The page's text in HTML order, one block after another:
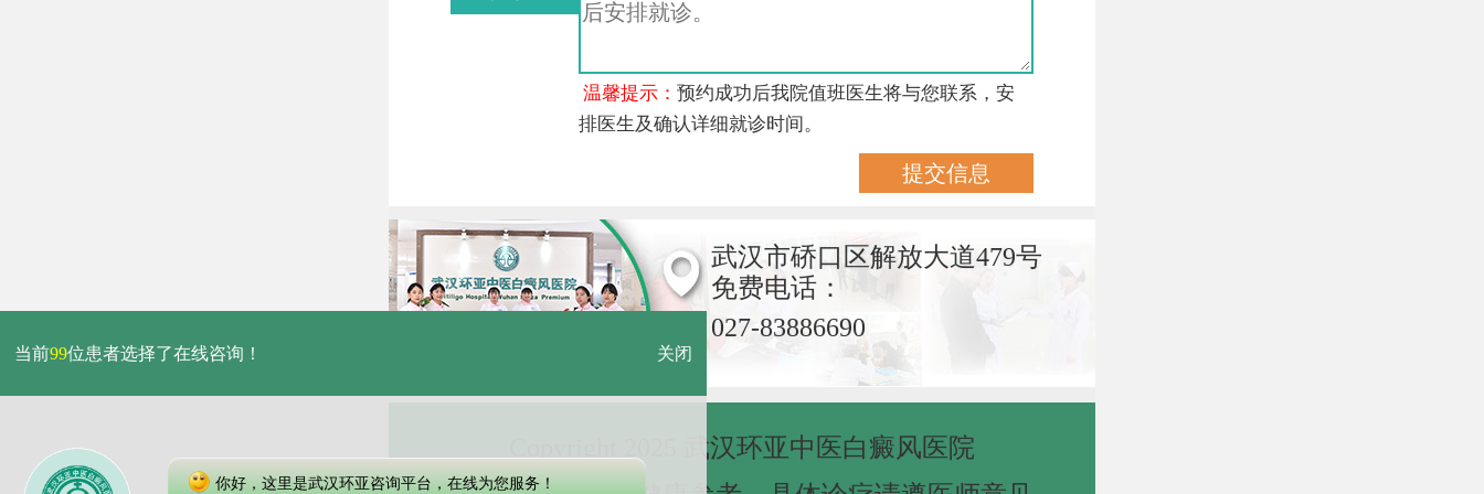
温馨提示：预约成功后我院值班医生将与您联系，安
排医生及确认详细就诊时间。
武汉市硚口区解放大道479号
免费电话：
027-83886690
Copyright 2025 武汉环亚中医白癜风医院
当前99位患者选择了在线咨询！ 关闭
你好，这里是武汉环亚咨询平台，在线为您服务！